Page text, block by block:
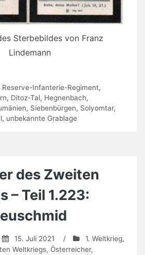
Sterbebildes von Franz
Lindemann
Reserve-Infanterie-Regiment,
, Ditoz-Tal, Hegnenbach,
, Siebenbürgen, Solyomtar,
, unbekannte Grablage
des Zweiten
– Teil 1.223:
15. Juli 2021 / 1. Weltkrieg,
Weltkriegs, Österreicher,